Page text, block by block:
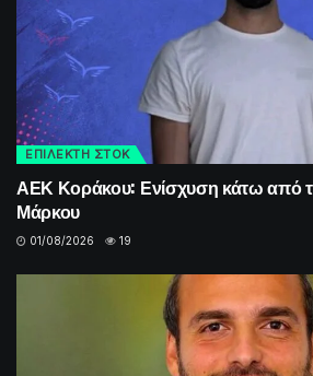
ΕΠΙΛΕΚΤΗ ΣΤΟΚ
ΑΕΚ Κοράκου: Ενίσχυση κάτω από
Μάρκου
01/08/2026 19